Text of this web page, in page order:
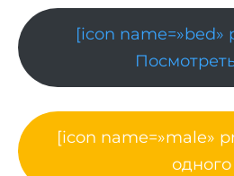
[icon name=»bed»
[icon name=»male»
одного